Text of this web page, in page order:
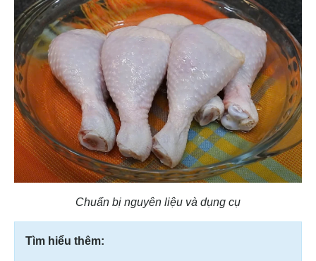
Chuẩn bị nguyên liệu và dụng cụ
Tìm hiểu thêm: